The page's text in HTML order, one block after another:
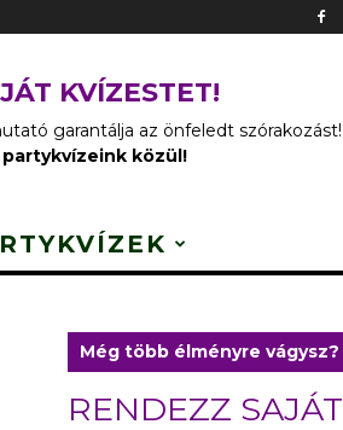
KVÍZESTET!
garantálja az önfeledt szórakozást!
partykvízeink közül!
Még több élményre vágysz?
RENDEZZ SAJÁT